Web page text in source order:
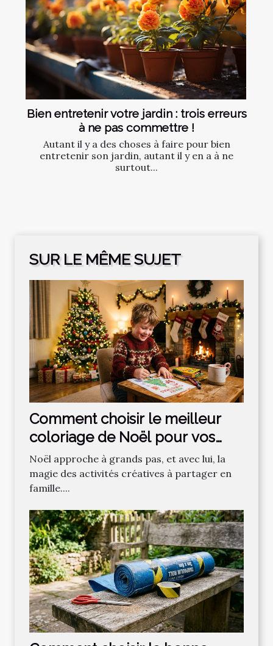
Bien entretenir votre jardin : trois erreurs
à ne pas commettre !
Autant il y a des choses à faire pour bien
entretenir son jardin, autant il y en a à ne
surtout...
SUR LE MÊME SUJET
Comment choisir le meilleur
coloriage de Noël pour vos
enfants ?
Noël approche à grands pas, et avec lui, la
magie des activités créatives à partager en
famille....